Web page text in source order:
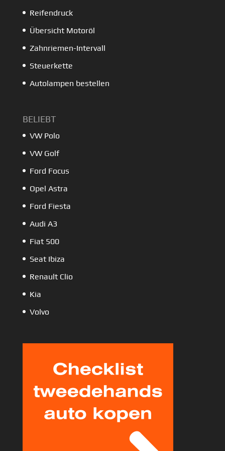
Reifendruck
Übersicht Motoröl
Zahnriemen-Intervall
Steuerkette
Autolampen bestellen
BELIEBT
VW Polo
VW Golf
Ford Focus
Opel Astra
Ford Fiesta
Audi A3
Fiat 500
Seat Ibiza
Renault Clio
Kia
Volvo